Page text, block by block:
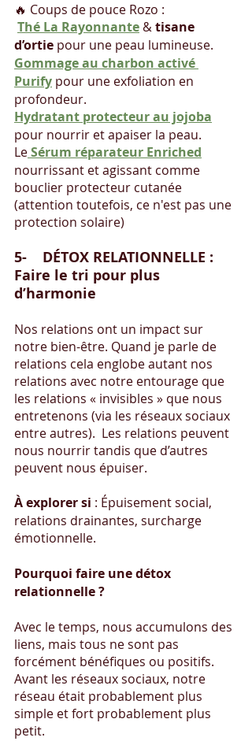
🔥 Coups de pouce Rozo :
Thé La Rayonnante & tisane
d’ortie pour une peau lumineuse.
Gommage au charbon activé
Purify pour une exfoliation en
profondeur.
Hydratant protecteur au jojoba
pour nourrir et apaiser la peau.
LeSérum réparateur Enriched
nourrissant et agissant comme
bouclier protecteur cutanée
(attention toutefois, ce n'est pas une
protection solaire)
5-    DÉTOX RELATIONNELLE :
Faire le tri pour plus
d’harmonie
Nos relations ont un impact sur
notre bien-être. Quand je parle de
relations cela englobe autant nos
relations avec notre entourage que
les relations « invisibles » que nous
entretenons (via les réseaux sociaux
entre autres).  Les relations peuvent
nous nourrir tandis que d’autres
peuvent nous épuiser.
À explorer si : Épuisement social,
relations drainantes, surcharge
émotionnelle.
Pourquoi faire une détox
relationnelle ?
Avec le temps, nous accumulons des
liens, mais tous ne sont pas
forcément bénéfiques ou positifs.
Avant les réseaux sociaux, notre
réseau était probablement plus
simple et fort probablement plus
petit.